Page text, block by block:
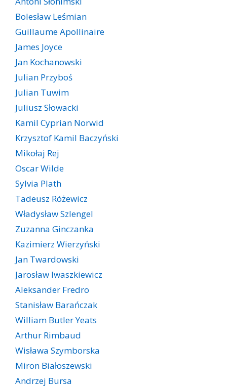
Bolesław Leśmian
Guillaume Apollinaire
James Joyce
Jan Kochanowski
Julian Przyboś
Julian Tuwim
Juliusz Słowacki
Kamil Cyprian Norwid
Krzysztof Kamil Baczyński
Mikołaj Rej
Oscar Wilde
Sylvia Plath
Tadeusz Różewicz
Władysław Szlengel
Zuzanna Ginczanka
Kazimierz Wierzyński
Jan Twardowski
Jarosław Iwaszkiewicz
Aleksander Fredro
Stanisław Barańczak
William Butler Yeats
Arthur Rimbaud
Wisława Szymborska
Miron Białoszewski
Andrzej Bursa